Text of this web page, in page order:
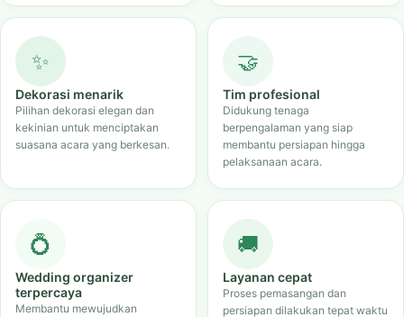
✨
Dekorasi menarik
Pilihan dekorasi elegan dan
kekinian untuk menciptakan
suasana acara yang berkesan.
🤝
Tim profesional
Didukung tenaga
berpengalaman yang siap
membantu persiapan hingga
pelaksanaan acara.
💍
Wedding organizer
terpercaya
Membantu mewujudkan
🚚
Layanan cepat
Proses pemasangan dan
persiapan dilakukan tepat waktu